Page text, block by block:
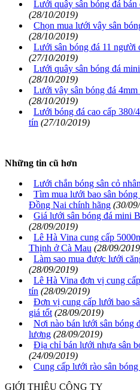
Lưới quây sân bóng đá
(28/10/2019)
Chọn mua lưới vây sân
(28/10/2019)
Lưới sân bóng đá 11 người
(27/10/2019)
Lưới quây sân bóng đá
(28/10/2019)
Lưới vây sân bóng đá
(28/10/2019)
Lưới bóng đá cao cấp 380/
tín (27/10/2019)
Những tin cũ hơn
Lưới chắn bóng sân cỏ
Tìm mua lưới bao sân
Đồng Nai chính hãng (30/
Giá lưới sân bóng đá mini
(28/09/2019)
Lê Hà Vina cung cấp
Thịnh ở Cà Mau (28/09/
Làm sao mua được lưới
(28/09/2019)
Lê Hà Vina đơn vị cung
tín (28/09/2019)
Đơn vị cung cấp lưới bao
giá tốt (28/09/2019)
Nơi nào bán lưới sân bóng
lượng (28/09/2019)
Địa chỉ bán lưới nhựa sân
(24/09/2019)
Cung cấp lưới rào sân
GIỚI THIỆU CÔNG TY